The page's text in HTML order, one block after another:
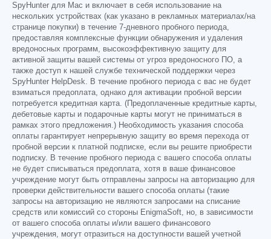
SpyHunter для Mac и включает в себя использование на
нескольких устройствах (как указано в рекламных материалах/на
странице покупки) в течение 7-дневного пробного периода,
предоставляя комплексные функции обнаружения и удаления
вредоносных программ, высокоэффективную защиту для
активной защиты вашей системы от угроз вредоносного ПО, а
также доступ к нашей службе технической поддержки через
SpyHunter HelpDesk. В течение пробного периода с вас не будет
взиматься предоплата, однако для активации пробной версии
потребуется кредитная карта. (Предоплаченные кредитные карты,
дебетовые карты и подарочные карты могут не приниматься в
рамках этого предложения.) Необходимость указания способа
оплаты гарантирует непрерывную защиту во время перехода от
пробной версии к платной подписке, если вы решите приобрести
подписку. В течение пробного периода с вашего способа оплаты
не будет списываться предоплата, хотя в ваше финансовое
учреждение могут быть отправлены запросы на авторизацию для
проверки действительности вашего способа оплаты (такие
запросы на авторизацию не являются запросами на списание
средств или комиссий со стороны EnigmaSoft, но, в зависимости
от вашего способа оплаты и/или вашего финансового
учреждения, могут отразиться на доступности вашей учетной